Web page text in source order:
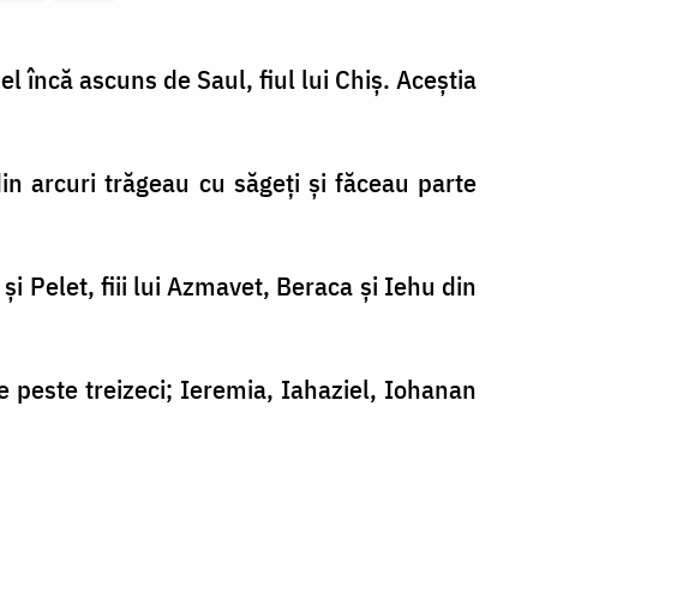
încă ascuns de Saul, fiul lui Chiş. Aceştia
arcuri trăgeau cu săgeţi şi făceau parte
Pelet, fiii lui Azmavet, Beraca şi Iehu din
peste treizeci; Ieremia, Iahaziel, Iohanan